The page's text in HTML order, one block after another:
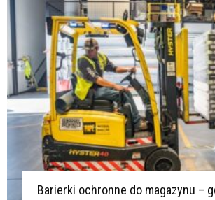
Barierki ochronne do magazynu –